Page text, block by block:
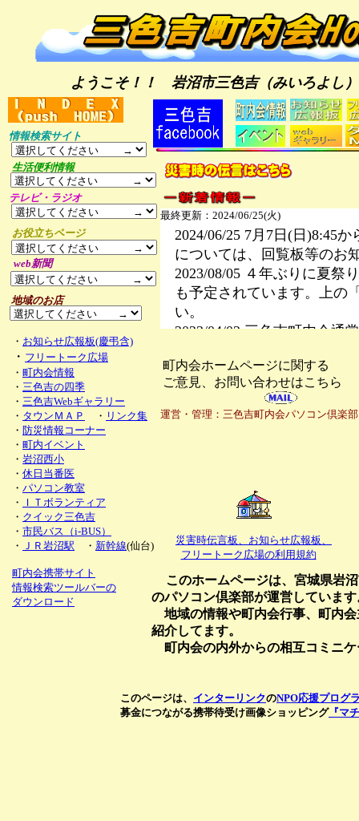
ようこそ！！ 岩沼市三色吉（みいろよし
情報検索サイト
災害時伝言板、お知らせ広報板、
フリートーク広場の利用規約
テレビ・ラジオ
お役立ちページ
このホームページは、宮城県岩
のパソコン倶楽部が運営しています
地域の情報や町内会行事、町内
紹介してます。
町内会の内外からの相互コミニ
web新聞
・ お知らせ広報板(慶弔含)
・ フリートーク広場
・ 町内会情報
・ 三色吉の四季
・ 三色吉Webギャラリー
・ タウンＭＡＰ ・ リンク集
・ 防災情報コーナー
・ 町内イベント
・ 岩沼西小
・ 休日当番医
・ パソコン教室
・
ＩＴボランティア
・ クイック三色吉
・ 市民バス（i-BUS）
・ ＪＲ岩沼駅 ・ 新幹線(仙台)
町内会携帯サイト
情報検索ツールバーの
ダウンロード
町内会ホームページに関する
ご意見、お問い合わせはこちら
運営・管理：三色吉町内会パソコン倶楽部
生活便利情報
地域のお店
このページは、 インターリンクのNPO応援プログ
募金につながる携帯待受け画像ショッピング『マ